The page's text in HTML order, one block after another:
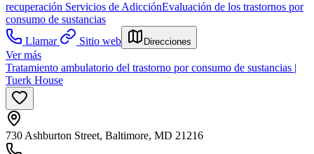
recuperación Servicios de AdicciónEvaluación de los trastornos por
consumo de sustancias
Llamar
Sitio web Direcciones
Ver más
Tratamiento ambulatorio del trastorno por consumo de sustancias |
Tuerk House
730 Ashburton Street, Baltimore, MD 21216